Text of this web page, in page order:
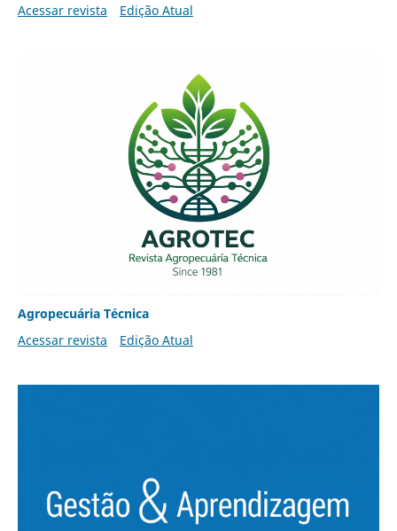
Acessar revista
Edição Atual
Agropecuária Técnica
Acessar revista
Edição Atual